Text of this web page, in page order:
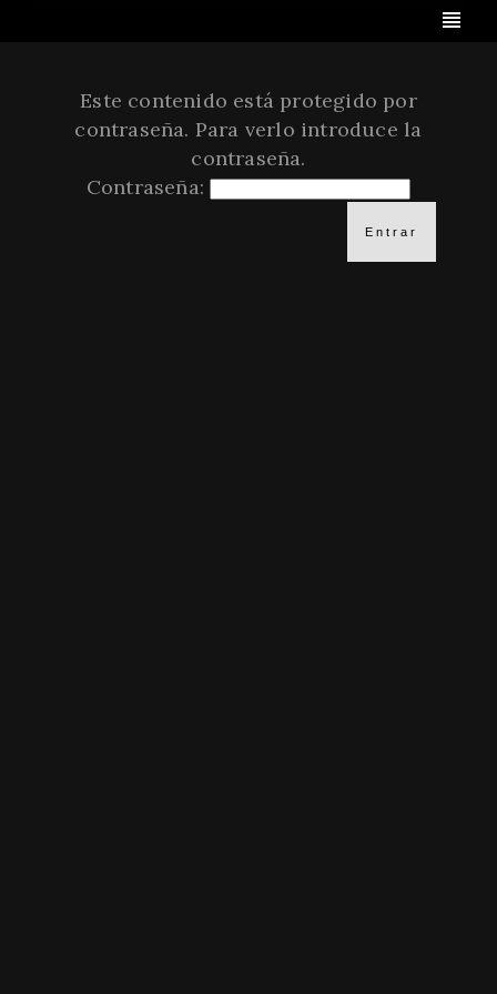
Este contenido está protegido por
contraseña. Para verlo introduce la
contraseña.
Contraseña: